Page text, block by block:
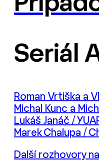
Seriál
Roman Vrtiška a
Michal Kunc a
Lukáš Janáč /
Marek Chalupa /
Další rozhovory